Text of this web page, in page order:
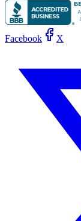
Facebook X